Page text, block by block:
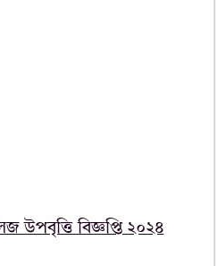
বিজ্ঞপ্তি ২০২৪